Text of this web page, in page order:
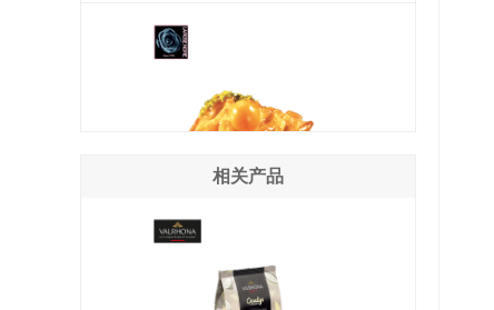
LA ROSE NOIRE 杏果丹麦酥
规格: 120个×30克 / 箱
相关产品